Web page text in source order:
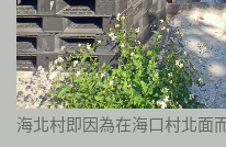
海北村即因為在海口村北面